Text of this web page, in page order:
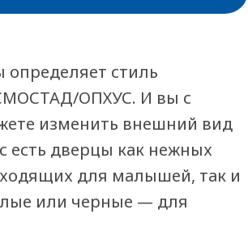
стиль
ОПХУС. И вы с
изменить внешний вид
есть дверцы как нежных
для малышей, так и
или черные — для